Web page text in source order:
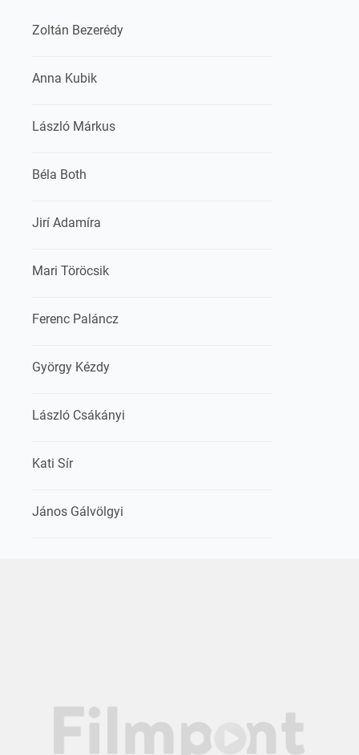
Zoltán Bezerédy
Anna Kubik
László Márkus
Béla Both
Jirí Adamíra
Mari Töröcsik
Ferenc Paláncz
György Kézdy
László Csákányi
Kati Sír
János Gálvölgyi